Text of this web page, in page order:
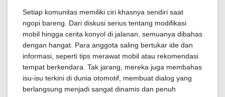
Setiap komunitas memiliki ciri khasnya sendiri saat
ngopi bareng. Dari diskusi serius tentang modifikasi
mobil hingga cerita konyol di jalanan, semuanya dibahas
dengan hangat. Para anggota saling bertukar ide dan
informasi, seperti tips merawat mobil atau rekomendasi
tempat berkendara. Tak jarang, mereka juga membahas
isu-isu terkini di dunia otomotif, membuat dialog yang
berlangsung menjadi sangat dinamis dan penuh